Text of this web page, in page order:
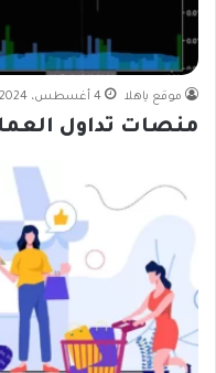
موقع ياهلا 4 أغسطس، 2024
منصات تداول